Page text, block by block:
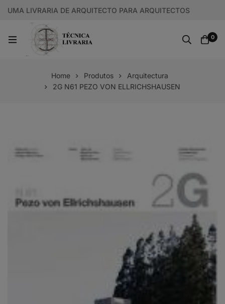
UMA LIVRARIA DE ARQUITECTO PARA ARQUITECTOS
0
Home Produtos
Arquitectura
2G N61 PEZO VON ELLRICHSHAUSEN